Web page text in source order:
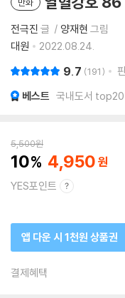
전극진 글 양재현 그림
대원
2022.08.24.
9.7 191
베스트 국내도서 top20
5,500원
10 4,950
YES포인트
앱 다운 시 1천원 상품권
결제혜택